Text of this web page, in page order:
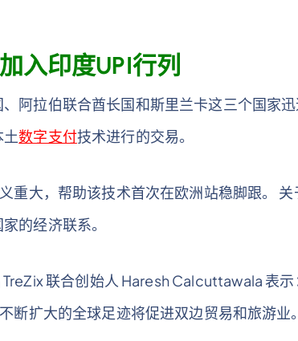
入印度UPI行列
阿拉伯联合酋长国和斯里兰卡这三个国家
土数字支付技术进行的交易。
重大，帮助该技术首次在欧洲站稳脚跟。
的经济联系。
TreZix 联合创始人 Haresh Calcuttawala 表
断扩大的全球足迹将促进双边贸易和旅游业